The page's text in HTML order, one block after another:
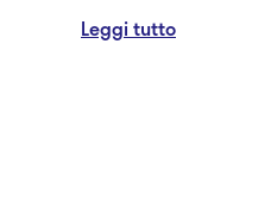
e benefici, ma che
Leggi tutto